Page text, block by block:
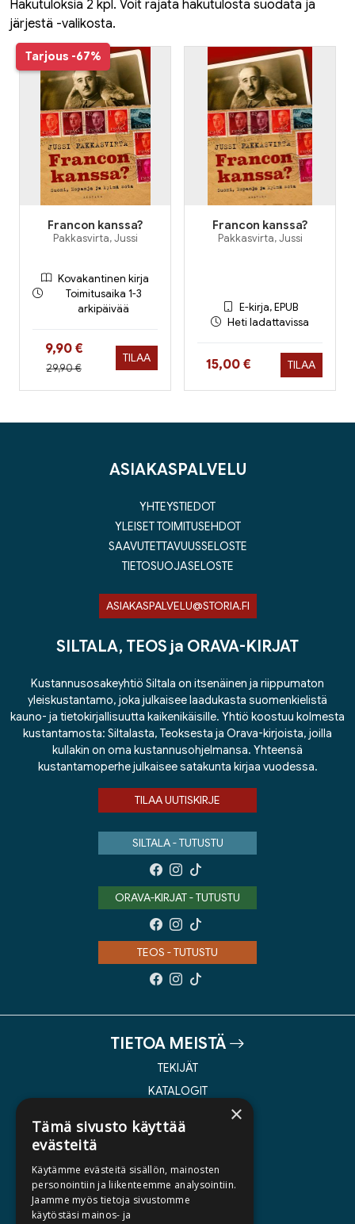
Hakutuloksia 2 kpl. Voit rajata hakutulosta suodata ja
järjestä -valikosta.
Tarjous -67%
Francon kanssa?
Pakkasvirta, Jussi
Kovakantinen kirja
Toimitusaika 1-3
arkipäivää
Hinta nyt
9,90 €
Hinta aiemmin
29,90 €
TILAA
Francon kanssa?
Pakkasvirta, Jussi
E-kirja, EPUB
Heti ladattavissa
Hinta nyt
15,00 € TILAA
ASIAKASPALVELU
YHTEYSTIEDOT
YLEISET TOIMITUSEHDOT
SAAVUTETTAVUUSSELOSTE
TIETOSUOJASELOSTE
ASIAKASPALVELU@STORIA.FI
SILTALA, TEOS ja ORAVA-KIRJAT
Kustannusosakeyhtiö Siltala on itsenäinen ja riippumaton
yleiskustantamo, joka julkaisee laadukasta suomenkielistä
kauno- ja tietokirjallisuutta kaikenikäisille. Yhtiö koostuu kolmesta
kustantamosta: Siltalasta, Teoksesta ja Orava-kirjoista, joilla
kullakin on oma kustannusohjelmansa. Yhteensä
kustantamoperhe julkaisee satakunta kirjaa vuodessa.
TILAA UUTISKIRJE
SILTALA - TUTUSTU
ORAVA-KIRJAT - TUTUSTU
TEOS - TUTUSTU
TIETOA MEISTÄ
TEKIJÄT
KATALOGIT
KIRJA TILAUSTYÖNÄ
MEDIALLE
×
Tämä sivusto käyttää
evästeitä
Käytämme evästeitä sisällön, mainosten
personointiin ja liikenteemme analysointiin.
Jaamme myös tietoja sivustomme
käytöstäsi mainos- ja